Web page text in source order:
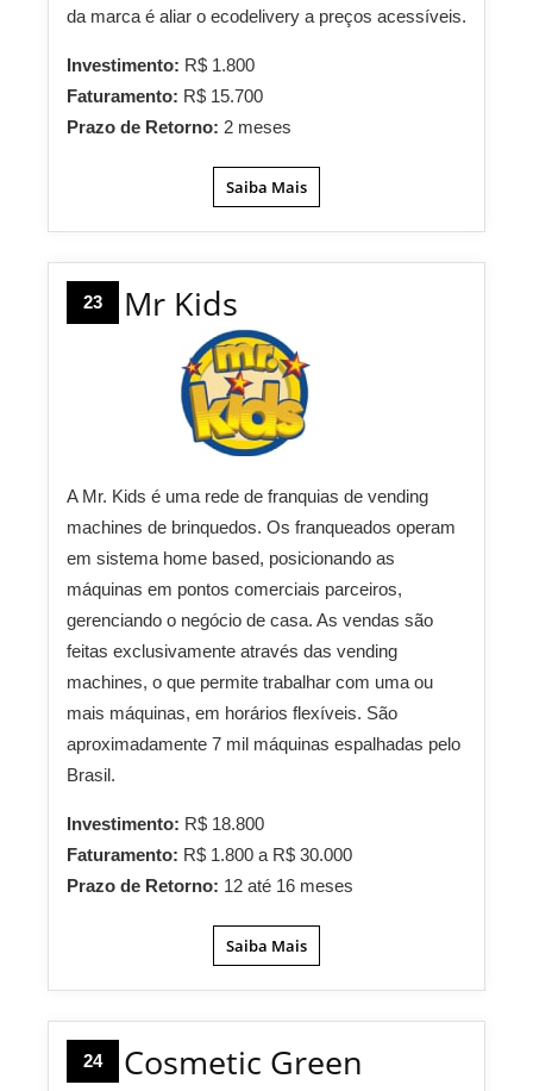
da marca é aliar o ecodelivery a preços acessíveis.
Investimento: R$ 1.800
Faturamento: R$ 15.700
Prazo de Retorno: 2 meses
Saiba Mais
23 Mr Kids
A Mr. Kids é uma rede de franquias de vending
machines de brinquedos. Os franqueados operam
em sistema home based, posicionando as
máquinas em pontos comerciais parceiros,
gerenciando o negócio de casa. As vendas são
feitas exclusivamente através das vending
machines, o que permite trabalhar com uma ou
mais máquinas, em horários flexíveis. São
aproximadamente 7 mil máquinas espalhadas pelo
Brasil.
Investimento: R$ 18.800
Faturamento: R$ 1.800 a R$ 30.000
Prazo de Retorno: 12 até 16 meses
Saiba Mais
24 Cosmetic Green